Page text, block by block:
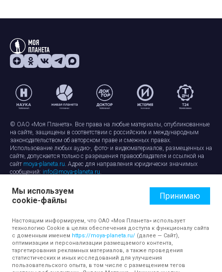
© ОАО «Моя Планета». Все права на любые материалы, опубликованные
на сайте, защищены в соответствии с российским и международным
законодательством об авторском праве и смежных правах.
Использование любых аудио-, фото- и видеоматериалов, размещенных на
сайте, допускается только с разрешения правообладателя и ссылкой на
сайт moya-planeta.ru. Адрес для направления юридически значимых
сообщений: info@moya-planeta.ru.
Правила сайтаРабота с cookie-файлами
Защита персональных данных
Обработка персональных данных
Мы используем
cookie-файлы
Принимаю
Настоящим информируем, что ОАО «Моя Планета» использует
технологию Cookie в целях обеспечения доступа к функционалу сайта
с доменным именем https://moya-planeta.ru/ (далее — Сайт),
оптимизации и персонализации размещаемого контента,
таргетирования рекламных материалов, а также проведения
статистических и иных исследований для улучшения
пользовательского опыта, в том числе с размещением тегов